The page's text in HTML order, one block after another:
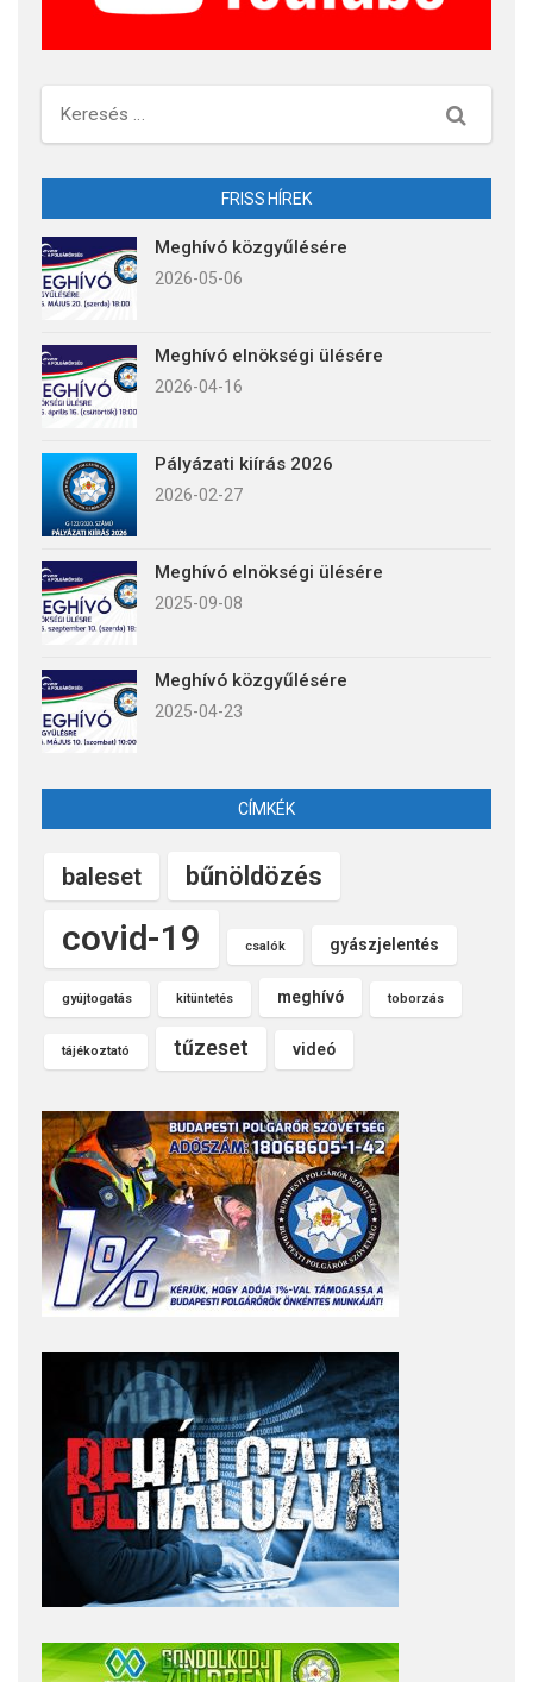
Keresés
FRISS HÍREK
Meghívó közgyűlésére
2026-05-06
Meghívó elnökségi ülésére
2026-04-16
Pályázati kiírás 2026
2026-02-27
Meghívó elnökségi ülésére
2025-09-08
Meghívó közgyűlésére
2025-04-23
CÍMKÉK
baleset bűnöldözés
covid-19 csalók gyászjelentés
gyújtogatás kitüntetés meghívó toborzás
tájékoztató tűzeset videó